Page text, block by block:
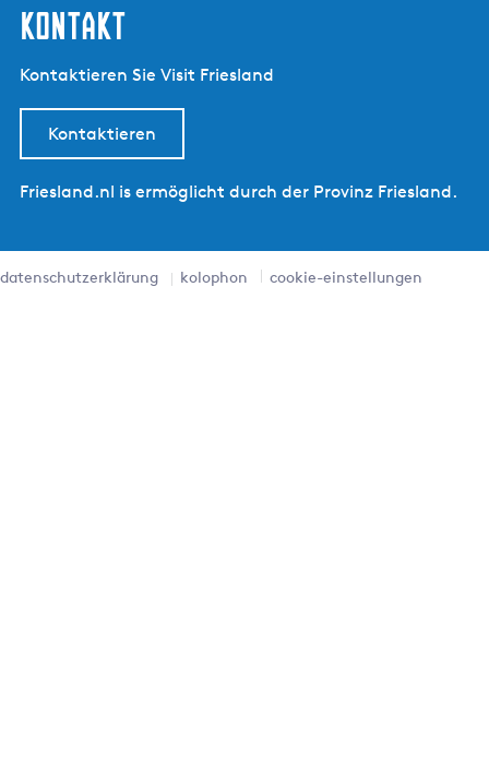
kontakt
Kontaktieren Sie Visit Friesland
Kontaktieren
Friesland.nl is ermöglicht durch der Provinz Friesland.
datenschutzerklärung kolophon cookie-einstellungen